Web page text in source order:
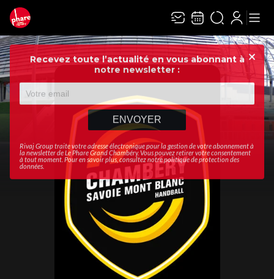
Recevez toute l’actualité en vous abonnant à
notre newsletter :
ENVOYER
Rivaj Group traite votre adresse électronique pour la gestion de votre abonnement à
la newsletter deLe Phare Grand Chambéry. Vous pouvez retirer votre consentement
à tout moment. Pour en savoir plus, consultez notrepolitique de protection des
données.